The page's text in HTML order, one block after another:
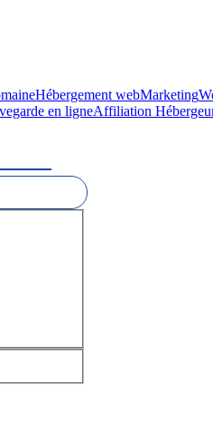
Hébergement webMarketing
en ligneAffiliation